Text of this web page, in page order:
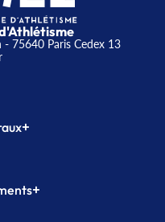
75640 Paris Cedex 13
+
+